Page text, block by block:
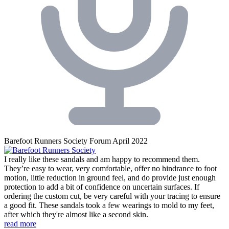
Barefoot Runners Society Forum April 2022
I really like these sandals and am happy to recommend them.
They’re easy to wear, very comfortable, offer no hindrance to foot
motion, little reduction in ground feel, and do provide just enough
protection to add a bit of confidence on uncertain surfaces. If
ordering the custom cut, be very careful with your tracing to ensure
a good fit. These sandals took a few wearings to mold to my feet,
after which they're almost like a second skin.
read more